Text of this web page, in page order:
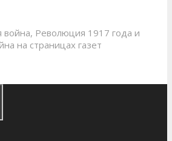
война, Революция 1917 года и
на страницах газет